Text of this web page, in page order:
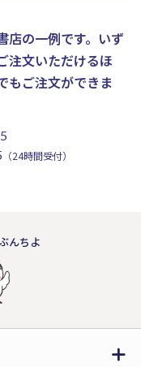
の一例です。 いず
注文いただけるほ
もご注文ができま
（24時間受付）
んちよ